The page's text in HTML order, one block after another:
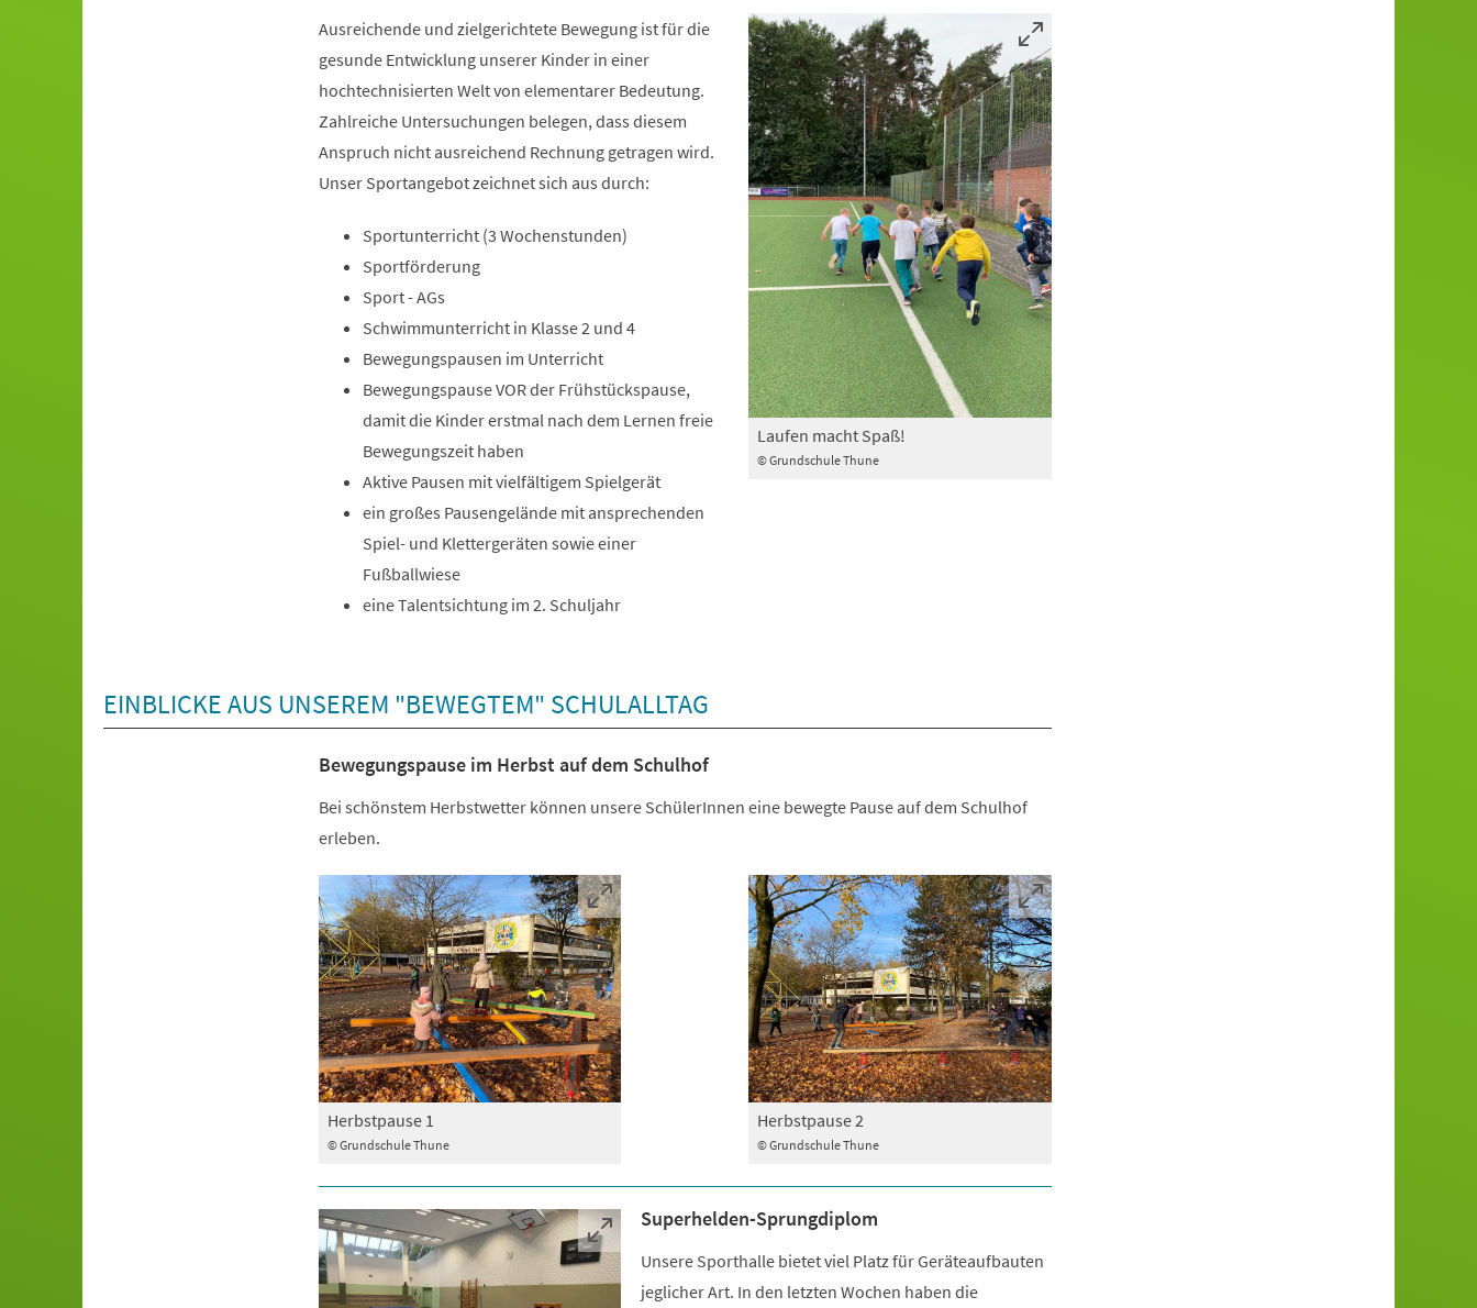
© Grundschule Thune
Laufen macht Spaß!
Ausreichende und zielgerichtete Bewegung ist für die
gesunde Entwicklung unserer Kinder in einer
hochtechnisierten Welt von elementarer Bedeutung.
Zahlreiche Untersuchungen belegen, dass diesem
Anspruch nicht ausreichend Rechnung getragen wird.
Unser Sportangebot zeichnet sich aus durch:
Sportunterricht (3 Wochenstunden)
Sportförderung
Sport - AGs
Schwimmunterricht in Klasse 2 und 4
Bewegungspausen im Unterricht
Bewegungspause VOR der Frühstückspause,
damit die Kinder erstmal nach dem Lernen freie
Bewegungszeit haben
Aktive Pausen mit vielfältigem Spielgerät
ein großes Pausengelände mit ansprechenden
Spiel- und Klettergeräten sowie einer
Fußballwiese
eine Talentsichtung im 2. Schuljahr
EINBLICKE AUS UNSEREM "BEWEGTEM" SCHULALLTAG
Bewegungspause im Herbst auf dem Schulhof
Bei schönstem Herbstwetter können unsere SchülerInnen eine bewegte Pause auf dem Schulhof
erleben.
© Grundschule Thune
Herbstpause 1
© Grundschule Thune
Herbstpause 2
Superhelden-Sprungdiplom
Unsere Sporthalle bietet viel Platz für Geräteaufbauten
jeglicher Art. In den letzten Wochen haben die